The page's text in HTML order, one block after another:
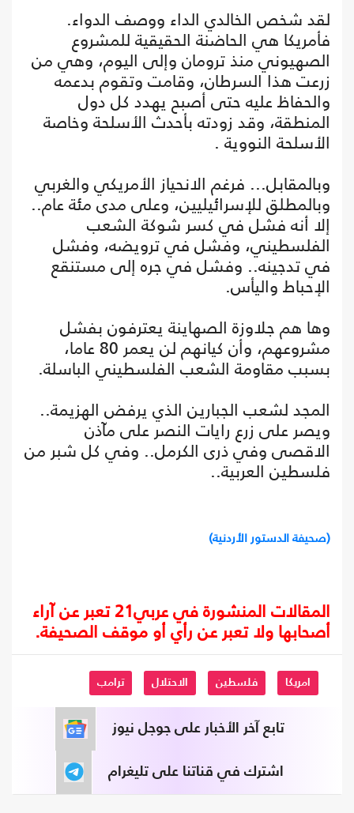
لقد شخص الخالدي الداء ووصف الدواء.
فأمريكا هي الحاضنة الحقيقية للمشروع
الصهيوني منذ ترومان وإلى اليوم، وهي من
زرعت هذا السرطان، وقامت وتقوم بدعمه
والحفاظ عليه حتى أصبح يهدد كل دول
المنطقة، وقد زودته بأحدث الأسلحة وخاصة
الأسلحة النووية .
وبالمقابل... فرغم الانحياز الأمريكي والغربي
وبالمطلق للإسرائيليين، وعلى مدى مئة عام..
إلا أنه فشل في كسر شوكة الشعب
الفلسطيني، وفشل في ترويضه، وفشل
في تدجينه.. وفشل في جره إلى مستنقع
الإحباط واليأس.
وها هم جلاوزة الصهاينة يعترفون بفشل
مشروعهم، وأن كيانهم لن يعمر 80 عاما،
بسبب مقاومة الشعب الفلسطيني الباسلة.
المجد لشعب الجبارين الذي يرفض الهزيمة..
ويصر على زرع رايات النصر على مآذن
الاقصى وفي ذرى الكرمل.. وفي كل شبر من
فلسطين العربية..
(صحيفة الدستور الأردنية)
المقالات المنشورة في عربي21 تعبر عن آراء
أصحابها ولا تعبر عن رأي أو موقف الصحيفة.
امريكا فلسطين الاحتلال ترامب
تابع آخر الأخبار على جوجل نيوز
اشترك في قناتنا على تليغرام